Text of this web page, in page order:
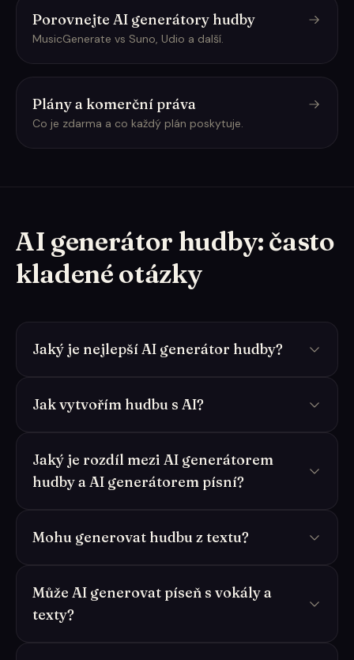
Porovnejte AI generátory hudby
MusicGenerate vs Suno, Udio a další.
Plány a komerční práva
Co je zdarma a co každý plán poskytuje.
AI generátor hudby: často
kladené otázky
Jaký je nejlepší AI generátor hudby?
Jak vytvořím hudbu s AI?
Jaký je rozdíl mezi AI generátorem
hudby a AI generátorem písní?
Mohu generovat hudbu z textu?
Může AI generovat píseň s vokály a
texty?